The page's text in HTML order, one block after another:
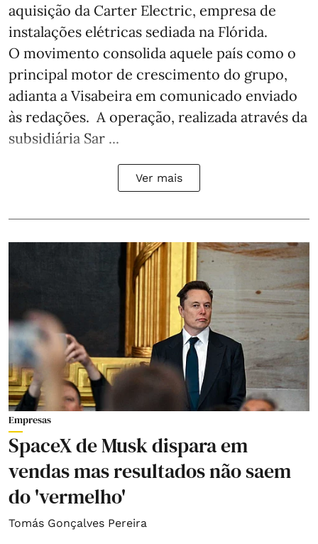
aquisição da Carter Electric, empresa de
instalações elétricas sediada na Flórida.
O movimento consolida aquele país como o
principal motor de crescimento do grupo,
adianta a Visabeira em comunicado enviado
às redações. A operação, realizada através da
subsidiária Sar ...
Ver mais
Empresas
SpaceX de Musk dispara em
vendas mas resultados não saem
do 'vermelho'
Tomás Gonçalves Pereira